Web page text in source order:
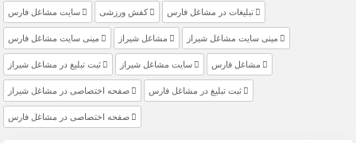
تبلیغات در مشاغل فارس کفش ورزشی سایت مشاغل فارس
مینی سایت مشاغل شیراز مشاغل شیراز مینی سایت مشاغل فارس
مشاغل فارس سایت مشاغل شیراز ثبت تبلیغ در مشاغل شیراز
ثبت تبلیغ در مشاغل فارس صفحه اختصاصی در مشاغل شیراز
صفحه اختصاصی در مشاغل فارس